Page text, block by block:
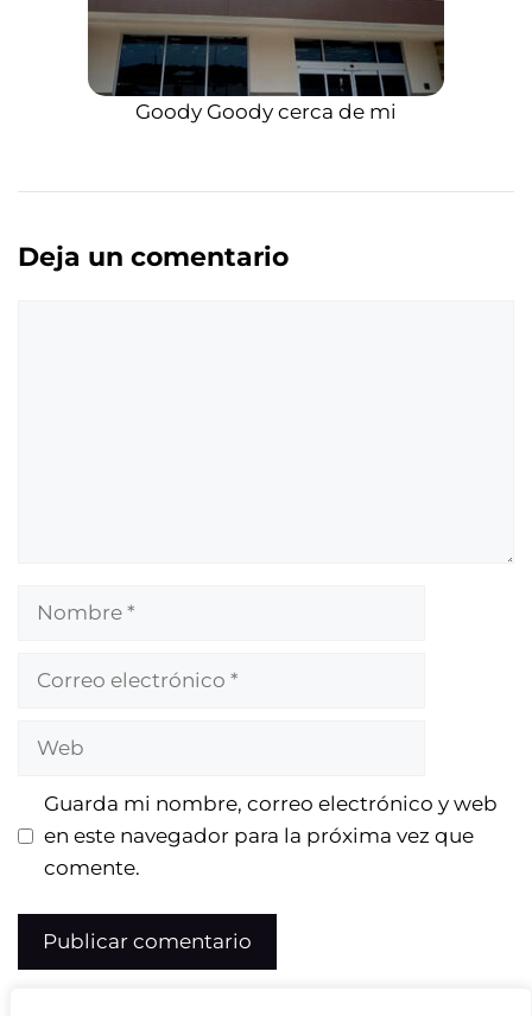
Goody Goody cerca de mi
Deja un comentario
Nombre
Guarda mi nombre, correo electrónico y web
en este navegador para la próxima vez que
comente.